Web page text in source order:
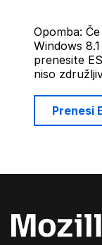
Opomba:
Windows 8.1
prenesite
niso
Prenesi